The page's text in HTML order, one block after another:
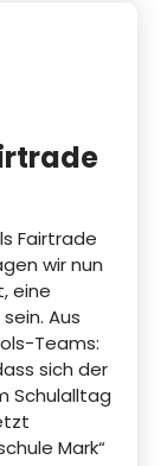
Fairtrade
wir nun
eine
Aus
Teams:
sich der
Schulalltag
Mark“